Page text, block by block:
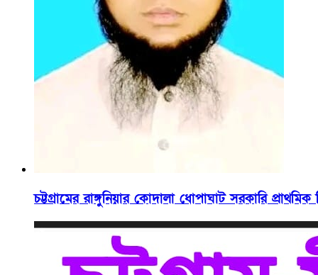
চট্টগ্রামের রাঙ্গুনিয়ার কোদালা ধোপাঘাট সরকারি